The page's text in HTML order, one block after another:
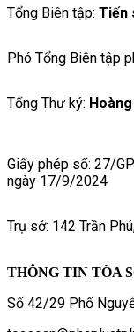
Tổng Biên tập: Tiến
Phó Tổng Biên tập
Tổng Thư ký:
Giấy phép số: 27/
ngày 17/9/2024
Trụ sở: 142 Trần
THÔNG TIN TÒA
Số 42/29 Phố